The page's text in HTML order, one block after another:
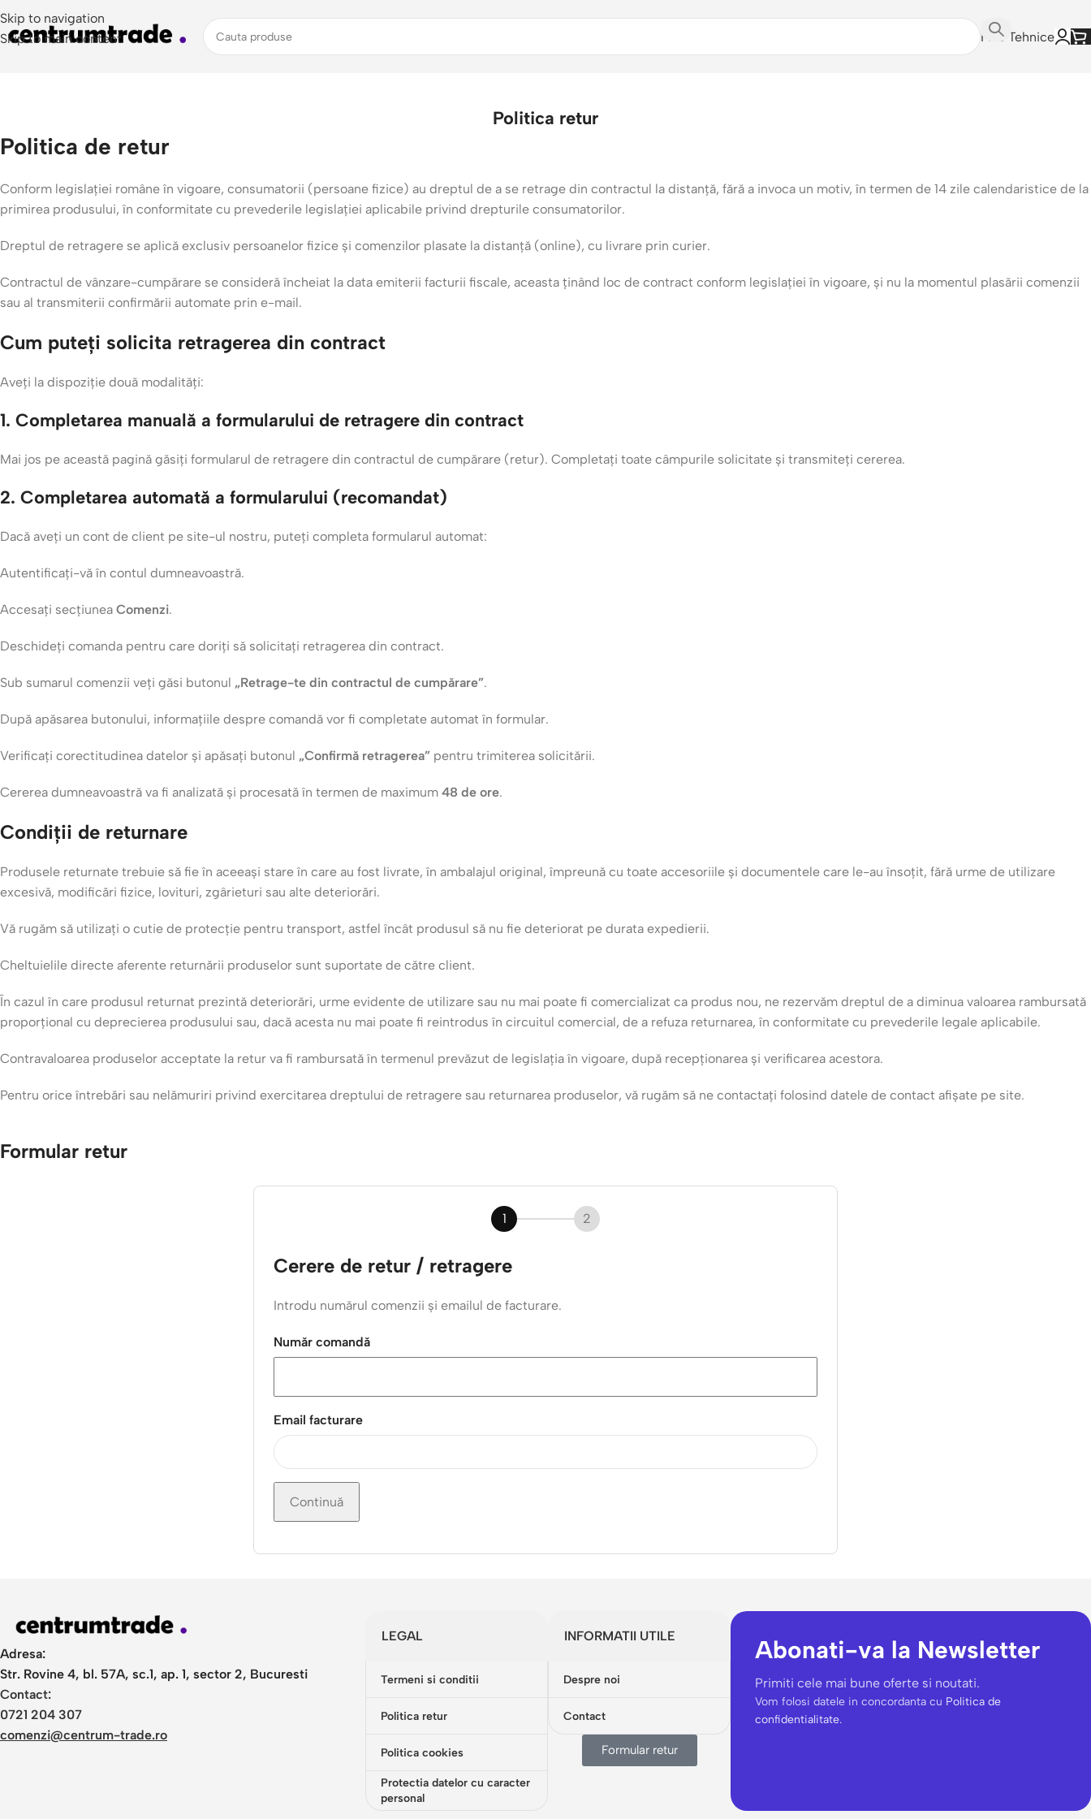
Skip to navigation
Skip to main content
Fise Tehnice
Politica retur
Politica de retur
Conform legislației române în vigoare, consumatorii (persoane fizice) au dreptul de a se retrage din contractul la distanță, fără a invoca un motiv, în termen de 14 zile calendaristice de la
primirea produsului, în conformitate cu prevederile legislației aplicabile privind drepturile consumatorilor.
Dreptul de retragere se aplică exclusiv persoanelor fizice și comenzilor plasate la distanță (online), cu livrare prin curier.
Contractul de vânzare-cumpărare se consideră încheiat la data emiterii facturii fiscale, aceasta ținând loc de contract conform legislației în vigoare, și nu la momentul plasării comenzii
sau al transmiterii confirmării automate prin e-mail.
Cum puteți solicita retragerea din contract
Aveți la dispoziție două modalități:
1. Completarea manuală a formularului de retragere din contract
Mai jos pe această pagină găsiți formularul de retragere din contractul de cumpărare (retur). Completați toate câmpurile solicitate și transmiteți cererea.
2. Completarea automată a formularului (recomandat)
Dacă aveți un cont de client pe site-ul nostru, puteți completa formularul automat:
Autentificați-vă în contul dumneavoastră.
Accesați secțiunea Comenzi.
Deschideți comanda pentru care doriți să solicitați retragerea din contract.
Sub sumarul comenzii veți găsi butonul „Retrage-te din contractul de cumpărare”.
După apăsarea butonului, informațiile despre comandă vor fi completate automat în formular.
Verificați corectitudinea datelor și apăsați butonul „Confirmă retragerea” pentru trimiterea solicitării.
Cererea dumneavoastră va fi analizată și procesată în termen de maximum 48 de ore.
Condiții de returnare
Produsele returnate trebuie să fie în aceeași stare în care au fost livrate, în ambalajul original, împreună cu toate accesoriile și documentele care le-au însoțit, fără urme de utilizare
excesivă, modificări fizice, lovituri, zgârieturi sau alte deteriorări.
Vă rugăm să utilizați o cutie de protecție pentru transport, astfel încât produsul să nu fie deteriorat pe durata expedierii.
Cheltuielile directe aferente returnării produselor sunt suportate de către client.
În cazul în care produsul returnat prezintă deteriorări, urme evidente de utilizare sau nu mai poate fi comercializat ca produs nou, ne rezervăm dreptul de a diminua valoarea rambursată
proporțional cu deprecierea produsului sau, dacă acesta nu mai poate fi reintrodus în circuitul comercial, de a refuza returnarea, în conformitate cu prevederile legale aplicabile.
Contravaloarea produselor acceptate la retur va fi rambursată în termenul prevăzut de legislația în vigoare, după recepționarea și verificarea acestora.
Pentru orice întrebări sau nelămuriri privind exercitarea dreptului de retragere sau returnarea produselor, vă rugăm să ne contactați folosind datele de contact afișate pe site.
Formular retur
1 2
Cerere de retur / retragere
Introdu numărul comenzii și emailul de facturare.
Număr comandă
Email facturare
Continuă
Adresa:
Str. Rovine 4, bl. 57A, sc.1, ap. 1, sector 2, Bucuresti
Contact:
0721 204 307
comenzi@centrum-trade.ro
LEGAL
Termeni si conditii
Politica retur
Politica cookies
Protectia datelor cu caracter
personal
INFORMATII UTILE
Despre noi
Contact
Formular retur
Abonati-va la Newsletter
Primiti cele mai bune oferte si noutati.
Vom folosi datele in concordanta cu Politica de
confidentialitate.